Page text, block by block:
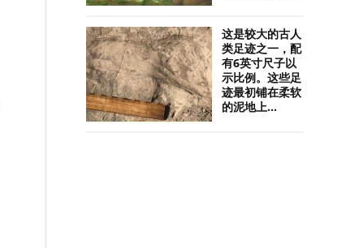
这是较大的古人
类足迹之一，配
有6英寸尺子以
示比例。这些足
迹最初铺在柔软
的泥地上...